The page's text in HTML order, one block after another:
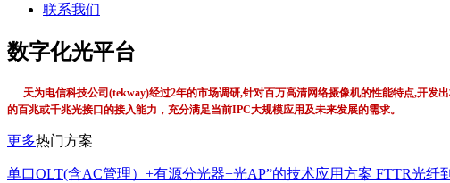
联系我们
数字化光平台
天为电信科技公司(tekway)经过2年的市场调研,针对百万高清网络摄像机的性能特点,开
的百兆或千兆光接口的接入能力，充分满足当前IPC大规模应用及未来发展的需求。
更多热门方案
单口OLT(含AC管理）+有源分光器+光AP”的技术应用方案 FTTR光纤